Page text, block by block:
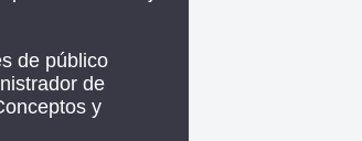
de público
de
y